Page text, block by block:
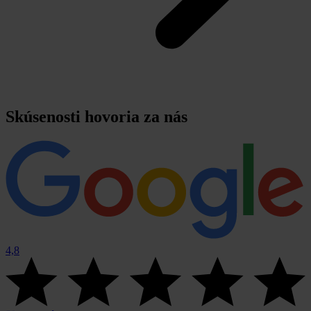
Skúsenosti hovoria za nás
4,8